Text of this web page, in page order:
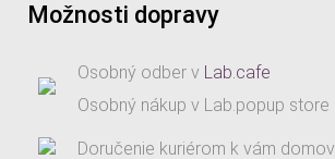
Možnosti dopravy
Osobný odber v Lab.cafe
Osobný nákup v Lab.popup store
Doručenie kuriérom k vám domov